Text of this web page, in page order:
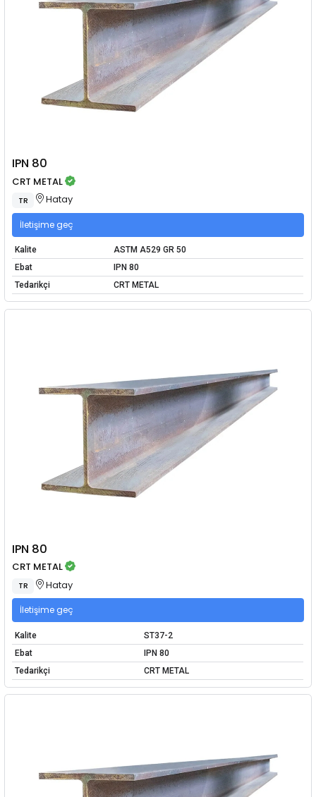
IPN 80
CRT METAL
TR Hatay
İletişime geç
Kalite
ASTM A529 GR 50
Ebat
IPN 80
Tedarikçi
CRT METAL
IPN 80
CRT METAL
TR Hatay
İletişime geç
Kalite
ST37-2
Ebat
IPN 80
Tedarikçi
CRT METAL